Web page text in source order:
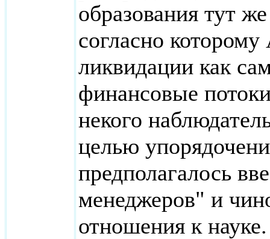
образования тут
согласно
ликвидации как
финансовые
некого
целью
предполагалось
менеджеров" и
отношения к